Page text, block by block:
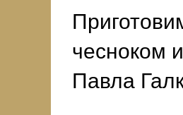
чесноком
Павла